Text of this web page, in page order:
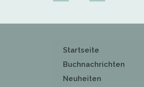
Startseite
Buchnachrichten
Neuheiten